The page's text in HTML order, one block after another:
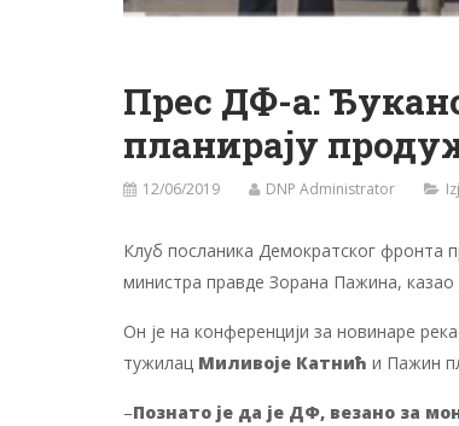
Прес ДФ-а:
планирају
12/06/2019 DNP Administrator
Клуб посланика Демократског фронта
министра правде Зорана Пажина, казао
Он је на конференцији за новинаре
тужилац Миливоје Катнић и Пажин
–Познато је да је ДФ, везано за